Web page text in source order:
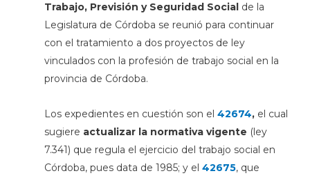
Trabajo, Previsión y Seguridad Social de la
Legislatura de Córdoba se reunió para continuar
con el tratamiento a dos proyectos de ley
vinculados con la profesión de trabajo social en la
provincia de Córdoba.
Los expedientes en cuestión son el 42674, el cual
sugiere actualizar la normativa vigente (ley
7.341) que regula el ejercicio del trabajo social en
Córdoba, pues data de 1985; y el 42675, que